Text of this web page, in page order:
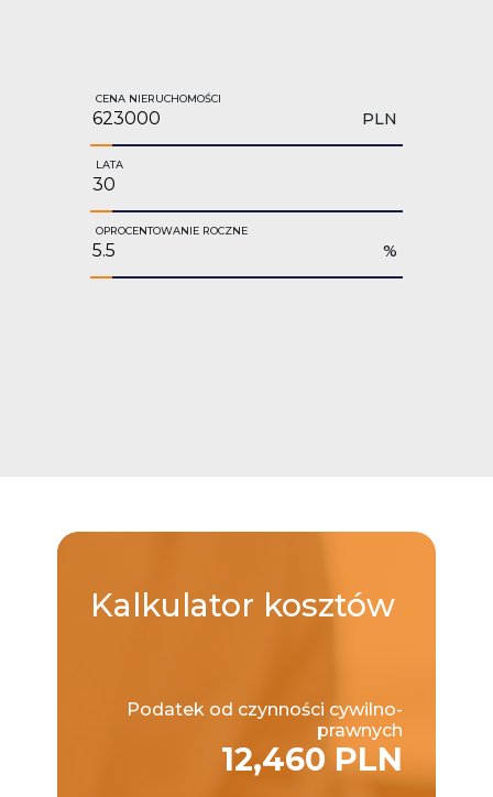
CENA NIERUCHOMOŚCI
PLN
LATA
OPROCENTOWANIE ROCZNE
%
Kalkulator kosztów
Podatek od czynności cywilno-
prawnych
12,460 PLN